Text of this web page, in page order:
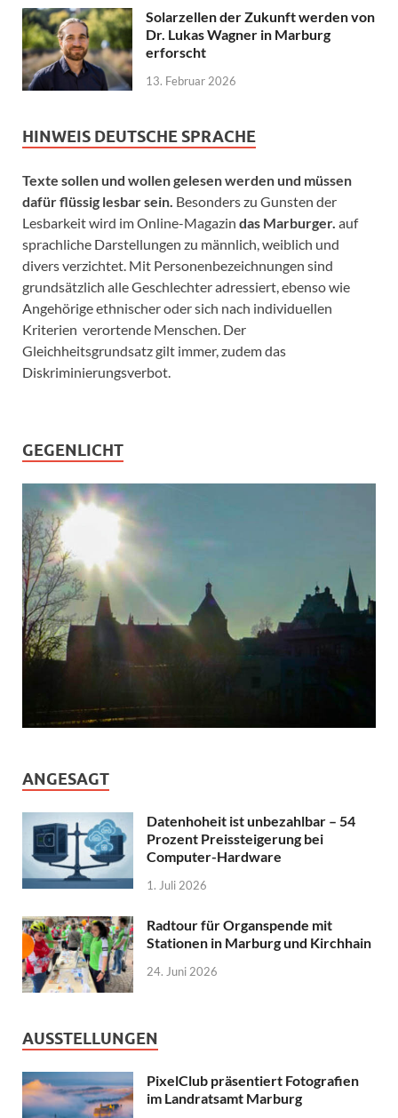
Solarzellen der Zukunft werden von
Dr. Lukas Wagner in Marburg
erforscht
13. Februar 2026
HINWEIS DEUTSCHE SPRACHE
Texte sollen und wollen gelesen werden und müssen
dafür flüssig lesbar sein. Besonders zu Gunsten der
Lesbarkeit wird im Online-Magazin das Marburger. auf
sprachliche Darstellungen zu männlich, weiblich und
divers verzichtet. Mit Personenbezeichnungen sind
grundsätzlich alle Geschlechter adressiert, ebenso wie
Angehörige ethnischer oder sich nach individuellen
Kriterien verortende Menschen. Der
Gleichheitsgrundsatz gilt immer, zudem das
Diskriminierungsverbot.
GEGENLICHT
ANGESAGT
Datenhoheit ist unbezahlbar – 54
Prozent Preissteigerung bei
Computer-Hardware
1. Juli 2026
Radtour für Organspende mit
Stationen in Marburg und Kirchhain
24. Juni 2026
AUSSTELLUNGEN
PixelClub präsentiert Fotografien
im Landratsamt Marburg